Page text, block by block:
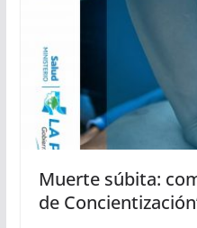
Muerte súbita:
de